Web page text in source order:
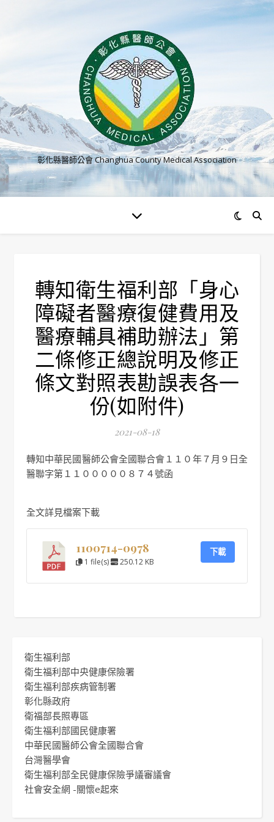
彰化縣醫師公會 Changhua County Medical Association
轉知衛生福利部「身心
障礙者醫療復健費用及
醫療輔具補助辦法」第
二條修正總說明及修正
條文對照表勘誤表各一
份(如附件)
2021-08-18
轉知中華民國醫師公會全國聯合會１１０年７月９日全
醫聯字第１１０００００８７４號函
全文詳見檔案下載
1100714-0978
1 file(s) 250.12 KB
下載
衛生福利部
衛生福利部中央健康保險署
衛生福利部疾病管制署
彰化縣政府
衛福部長照專區
衛生福利部國民健康署
中華民國醫師公會全國聯合會
台灣醫學會
衛生福利部全民健康保險爭議審議會
社會安全網 -關懷e起來